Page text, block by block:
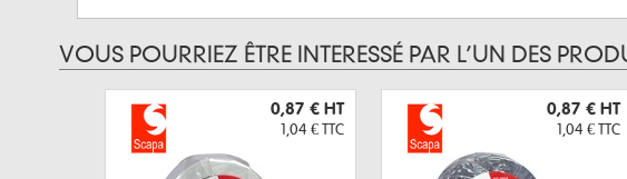
VOUS POURRIEZ ÊTRE INTERESSÉ PAR L’UN DES
0,87 € HT
1,04 € TTC
0,87 € HT
1,04 € TTC